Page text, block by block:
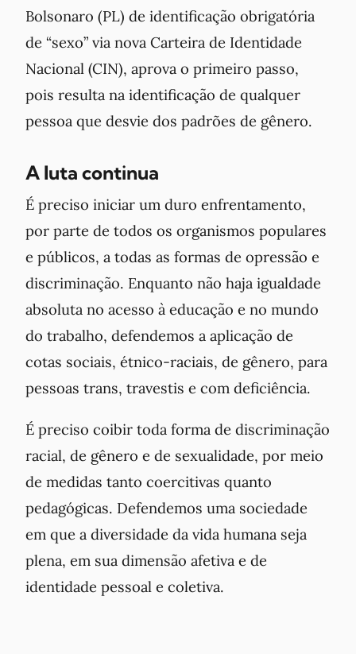
Bolsonaro (PL) de identificação obrigatória
de “sexo” via nova Carteira de Identidade
Nacional (CIN), aprova o primeiro passo,
pois resulta na identificação de qualquer
pessoa que desvie dos padrões de gênero.
A luta continua
É preciso iniciar um duro enfrentamento,
por parte de todos os organismos populares
e públicos, a todas as formas de opressão e
discriminação. Enquanto não haja igualdade
absoluta no acesso à educação e no mundo
do trabalho, defendemos a aplicação de
cotas sociais, étnico-raciais, de gênero, para
pessoas trans, travestis e com deficiência.
É preciso coibir toda forma de discriminação
racial, de gênero e de sexualidade, por meio
de medidas tanto coercitivas quanto
pedagógicas. Defendemos uma sociedade
em que a diversidade da vida humana seja
plena, em sua dimensão afetiva e de
identidade pessoal e coletiva.